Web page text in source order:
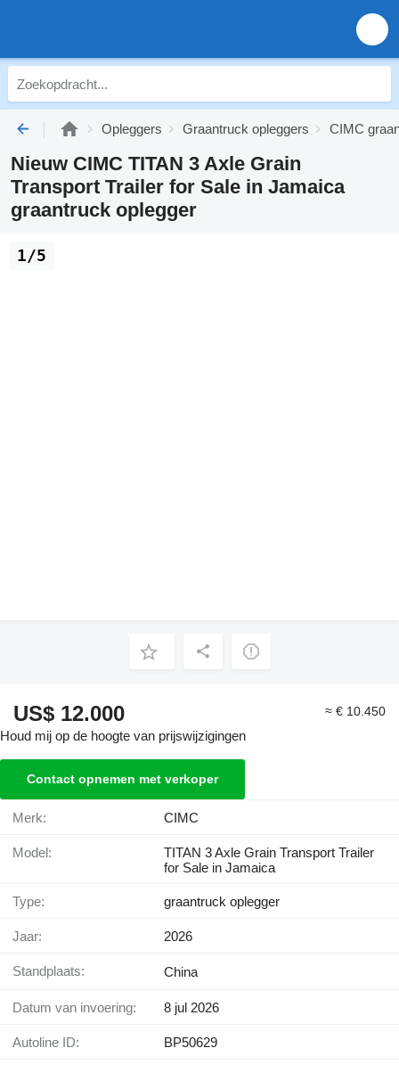
Opleggers Graantruck opleggers CIMC
Nieuw CIMC TITAN 3 Axle Grain
Transport Trailer for Sale in Jamaica
graantruck oplegger
1/5
US$ 12.000 ≈ € 10.450
Houd mij op de hoogte van prijswijzigingen
Contact opnemen met verkoper
Merk: CIMC
Model:
TITAN 3 Axle Grain Transport Trailer
for Sale in Jamaica
Type: graantruck oplegger
Jaar: 2026
Standplaats: China
Datum van invoering: 8 jul 2026
Autoline ID: BP50629